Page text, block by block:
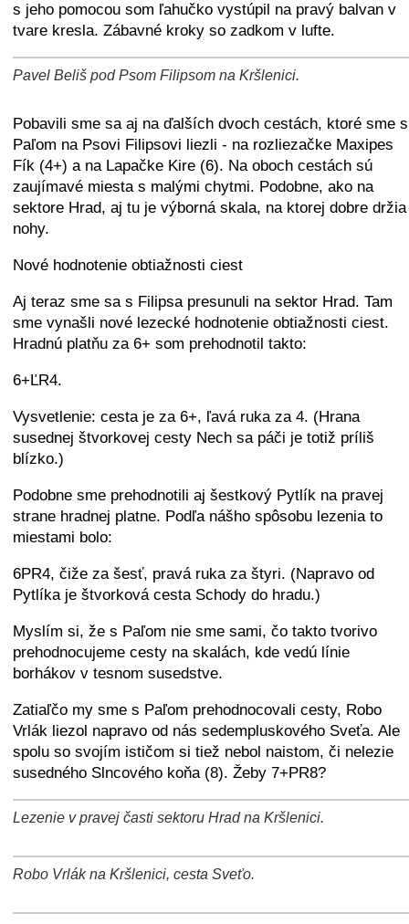
s jeho pomocou som ľahučko vystúpil na pravý balvan v
tvare kresla. Zábavné kroky so zadkom v lufte.
Pavel Beliš pod Psom Filipsom na Kršlenici.
Pobavili sme sa aj na ďalších dvoch cestách, ktoré sme s
Paľom na Psovi Filipsovi liezli - na rozliezačke Maxipes
Fík (4+) a na Lapačke Kire (6). Na oboch cestách sú
zaujímavé miesta s malými chytmi. Podobne, ako na
sektore Hrad, aj tu je výborná skala, na ktorej dobre držia
nohy.
Nové hodnotenie obtiažnosti ciest
Aj teraz sme sa s Filipsa presunuli na sektor Hrad. Tam
sme vynašli nové lezecké hodnotenie obtiažnosti ciest.
Hradnú platňu za 6+ som prehodnotil takto:
6+ĽR4.
Vysvetlenie: cesta je za 6+, ľavá ruka za 4. (Hrana
susednej štvorkovej cesty Nech sa páči je totiž príliš
blízko.)
Podobne sme prehodnotili aj šestkový Pytlík na pravej
strane hradnej platne. Podľa nášho spôsobu lezenia to
miestami bolo:
6PR4, čiže za šesť, pravá ruka za štyri. (Napravo od
Pytlíka je štvorková cesta Schody do hradu.)
Myslím si, že s Paľom nie sme sami, čo takto tvorivo
prehodnocujeme cesty na skalách, kde vedú línie
borhákov v tesnom susedstve.
Zatiaľčo my sme s Paľom prehodnocovali cesty, Robo
Vrlák liezol napravo od nás sedempluskového Sveťa. Ale
spolu so svojím ističom si tiež nebol naistom, či nelezie
susedného Slncového koňa (8). Žeby 7+PR8?
Lezenie v pravej časti sektoru Hrad na Kršlenici.
Robo Vrlák na Kršlenici, cesta Sveťo.